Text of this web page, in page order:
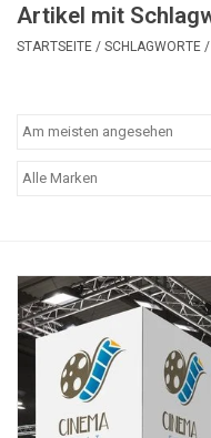
Artikel mit
STARTSEITE / SCHLAGWORTE /